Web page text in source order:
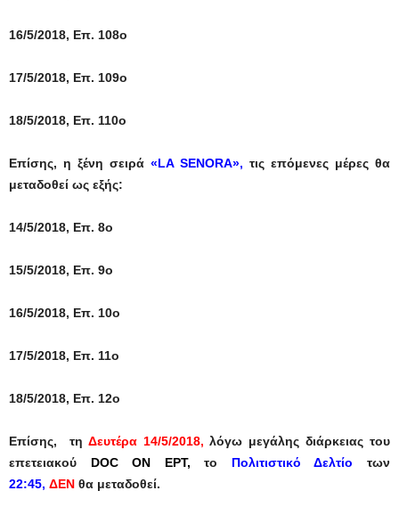
16/5/2018, Επ. 108ο
17/5/2018, Επ. 109ο
18/5/2018, Επ. 110ο
Επίσης, η ξένη σειρά «LA SENORA», τις επόμενες μέρες θα
μεταδοθεί ως εξής:
14/5/2018, Επ. 8ο
15/5/2018, Επ. 9ο
16/5/2018, Επ. 10ο
17/5/2018, Επ. 11ο
18/5/2018, Επ. 12ο
Eπίσης, τη Δευτέρα 14/5/2018, λόγω μεγάλης διάρκειας του
επετειακού DOC ON EΡΤ, το Πολιτιστικό Δελτίο των
22:45, ΔΕΝ θα μεταδοθεί.